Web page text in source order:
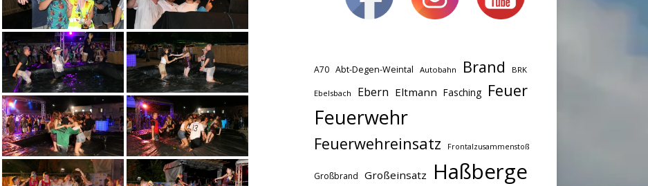
A70 Abt-Degen-Weintal Autobahn Brand BRK
Ebelsbach Ebern Eltmann Fasching Feuer
Feuerwehr
Feuerwehreinsatz Frontalzusammenstoß
Großbrand Großeinsatz Haßberge